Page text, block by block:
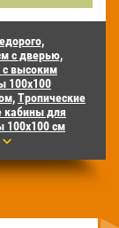
с дверью,
высоким
100х100
Тропические
для
100х100 см